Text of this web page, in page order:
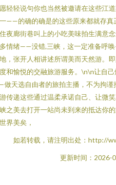
轻轻说句你也当然被邀请在这些江
——的确的确是的这些原来都就存真
夜廊街巷叫上的小吃美味拍生满意
情绪——没错,三峡，这一定准备呼
，张开人相讲述所谓美而天然游。
和愉悦的交融旅游服务。\n\n让自
天选自由者的旅拍主播，不为拘谨
传递这些通过温柔承诺自己、让微
之美去打开一站尚未到来的抵达你
界美矣，
如若转载，请注明出处：http://
更新时间：2026-